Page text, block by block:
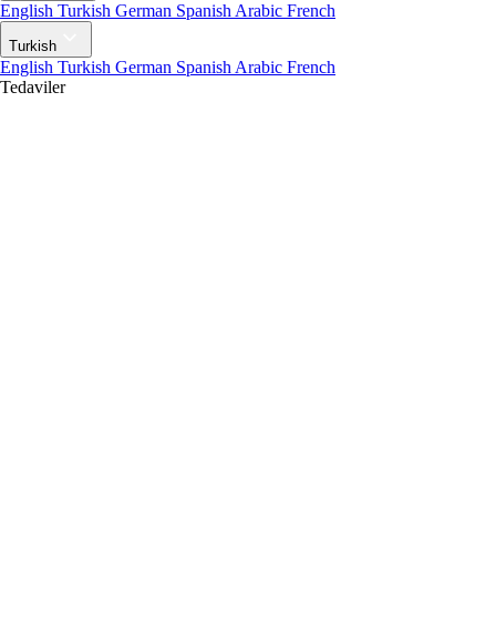
English Turkish German Spanish Arabic French
Turkish
English Turkish German Spanish Arabic French
Tedaviler